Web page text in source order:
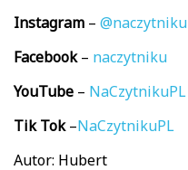
Instagram – @naczytniku
Facebook– naczytniku
YouTube – NaCzytnikuPL
Tik Tok–NaCzytnikuPL
Autor: Hubert